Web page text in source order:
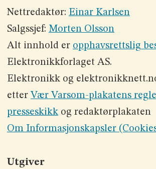
Nettredaktør: Einar Karlsen
Salgssjef: Morten Olsson
Alt innhold er opphavsrettslig
Elektronikkforlaget AS.
Elektronikk og
etter Vær Varsom-plakatens
presseskikkog redaktørplakaten
Om Informasjonskapsler
Utgiver